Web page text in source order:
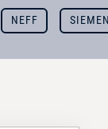
NEFF